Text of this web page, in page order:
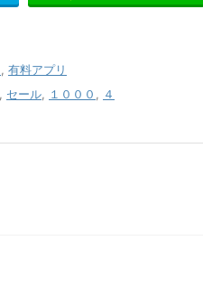
有料アプリ
セール １０００ ４